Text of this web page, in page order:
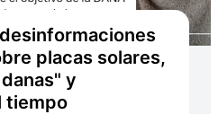
placas solares,
y
tiempo